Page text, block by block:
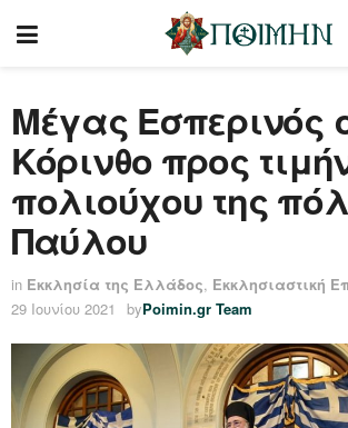
Μέγας Εσπερινός
Κόρινθο προς
πολιούχου της
Παύλου
in Εκκλησία της Ελλάδος, Εκκλησιαστική
29 Ιουνίου 2021
byPoimin.gr Team